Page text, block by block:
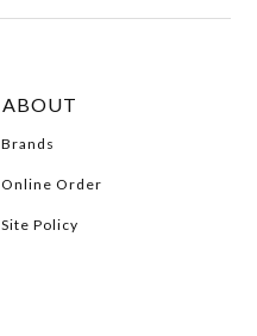
ABOUT
Brands
Online Order
Site Policy